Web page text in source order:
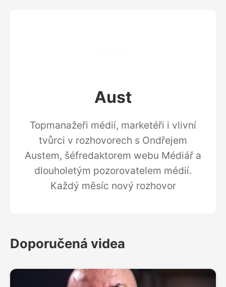
Aust
Topmanažeři médií, marketéři i vlivní
tvůrci v rozhovorech s Ondřejem
Austem, šéfredaktorem webu Médiář a
dlouholetým pozorovatelem médií.
Každý měsíc nový rozhovor
Doporučená videa